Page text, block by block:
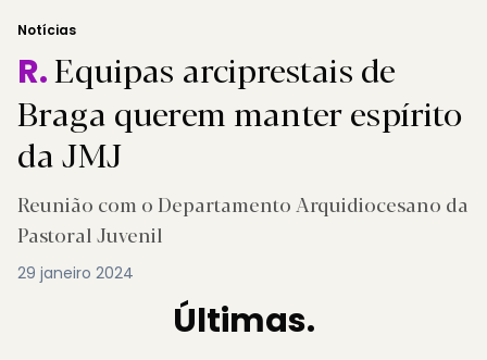
Notícias
R.Equipas arciprestais de
Braga querem manter espírito
da JMJ
Reunião com o Departamento Arquidiocesano da
Pastoral Juvenil
29 janeiro 2024
Últimas.